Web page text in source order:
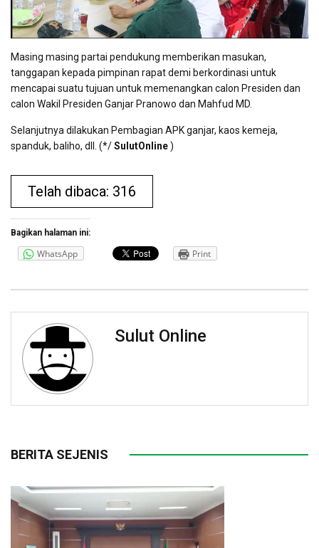
Masing masing partai pendukung memberikan masukan,
tanggapan kepada pimpinan rapat demi berkordinasi untuk
mencapai suatu tujuan untuk memenangkan calon Presiden dan
calon Wakil Presiden Ganjar Pranowo dan Mahfud MD.
Selanjutnya dilakukan Pembagian APK ganjar, kaos kemeja,
spanduk, baliho, dll. (*/SulutOnline)
Telah dibaca: 316
Bagikan halaman ini:
WhatsApp Print
Sulut Online
BERITA SEJENIS